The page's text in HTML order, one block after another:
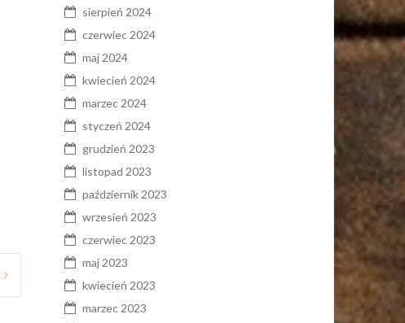
sierpień 2024
czerwiec 2024
maj 2024
kwiecień 2024
marzec 2024
styczeń 2024
grudzień 2023
listopad 2023
październik 2023
wrzesień 2023
czerwiec 2023
maj 2023
kwiecień 2023
marzec 2023